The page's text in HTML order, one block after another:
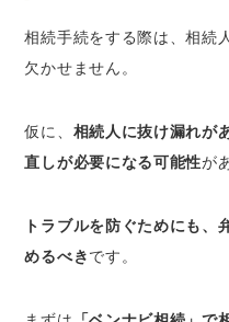
相続手続をする際は、相続
欠かせません。
仮に、 相続人に抜け漏れが
直しが必要になる可能性が
トラブルを防ぐためにも、
めるべきです。